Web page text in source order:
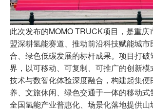
此次发布的MOMO TRUCK项目，是重庆
盟深耕氢能赛道、推动前沿科技赋能城市
合、绿色低碳发展的标杆成果。项目打破
界，以可移动、可复制、可推广的创新
技术与数智化体验深度融合，构建起集
养、文旅休闲、绿色交通于一体的移动式
全国氢能产业普惠化、场景化落地提供山